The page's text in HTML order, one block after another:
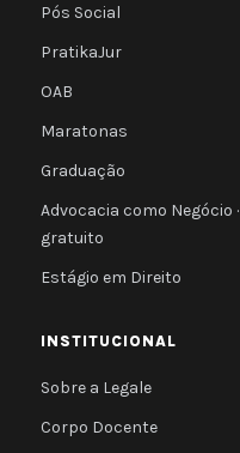
Pós Social
PratikaJur
OAB
Maratonas
Graduação
Advocacia como Negócio ·
gratuito
Estágio em Direito
INSTITUCIONAL
Sobre a Legale
Corpo Docente